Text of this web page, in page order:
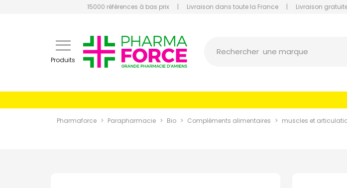
15000 références à bas prix | Livraison dans toute la France | Livraison
Produits
Rechercher
Pharmaforce Parapharmacie Bio Compléments alimentaires muscles et